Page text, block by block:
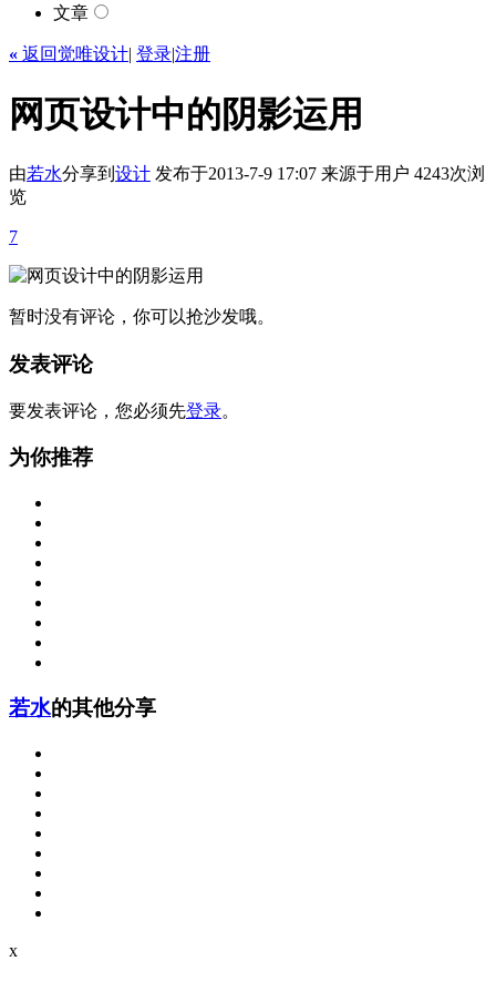
文章
« 返回觉唯设计| 登录|注册
网页设计中的阴影运用
由若水分享到 设计 发布于2013-7-9 17:07 来源于用户 4243次浏
览
7
暂时没有评论，你可以抢沙发哦。
发表评论
要发表评论，您必须先登录。
为你推荐
若水的其他分享
x